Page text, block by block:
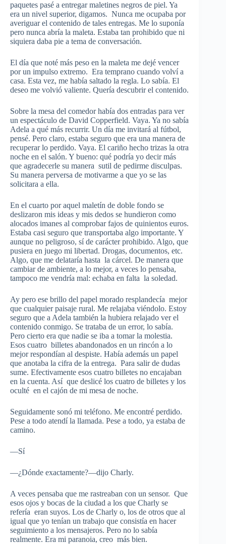
paquetes pasé a entregar maletines negros de piel. Ya
era un nivel superior, digamos. Nunca me ocupaba por
averiguar el contenido de tales entregas. Me lo suponía
pero nunca abría la maleta. Estaba tan prohibido que ni
siquiera daba pie a tema de conversación.
El día que noté más peso en la maleta me dejé vencer
por un impulso extremo. Era temprano cuando volví a
casa. Esta vez, me había saltado la regla. Lo sabía. El
deseo me volvió valiente. Quería descubrir el contenido.
Sobre la mesa del comedor había dos entradas para ver
un espectáculo de David Copperfield. Vaya. Ya no sabía
Adela a qué más recurrir. Un día me invitará al fútbol,
pensé. Pero claro, estaba seguro que era una manera de
recuperar lo perdido. Vaya. El cariño hecho trizas la otra
noche en el salón. Y bueno: qué podría yo decir más
que agradecerle su manera sutil de pedirme disculpas.
Su manera perversa de motivarme a que yo se las
solicitara a ella.
En el cuarto por aquel maletín de doble fondo se
deslizaron mis ideas y mis dedos se hundieron como
alocados imanes al comprobar fajos de quinientos euros.
Estaba casi seguro que transportaba algo importante. Y
aunque no peligroso, sí de carácter prohibido. Algo, que
pusiera en juego mi libertad. Drogas, documentos, etc.
Algo, que me delataría hasta la cárcel. De manera que
cambiar de ambiente, a lo mejor, a veces lo pensaba,
tampoco me vendría mal: echaba en falta la soledad.
Ay pero ese brillo del papel morado resplandecía mejor
que cualquier paisaje rural. Me relajaba viéndolo. Estoy
seguro que a Adela también la hubiera relajado ver el
contenido conmigo. Se trataba de un error, lo sabía.
Pero cierto era que nadie se iba a tomar la molestia.
Esos cuatro billetes abandonados en un rincón a lo
mejor respondían al despiste. Había además un papel
que anotaba la cifra de la entrega. Para salir de dudas
sume. Efectivamente esos cuatro billetes no encajaban
en la cuenta. Así que deslicé los cuatro de billetes y los
oculté en el cajón de mi mesa de noche.
Seguidamente sonó mi teléfono. Me encontré perdido.
Pese a todo atendí la llamada. Pese a todo, ya estaba de
camino.
—Sí
—¿Dónde exactamente?—dijo Charly.
A veces pensaba que me rastreaban con un sensor. Que
esos ojos y bocas de la ciudad a los que Charly se
refería eran suyos. Los de Charly o, los de otros que al
igual que yo tenían un trabajo que consistía en hacer
seguimiento a los mensajeros. Pero no lo sabía
realmente. Era mi paranoia, creo más bien.